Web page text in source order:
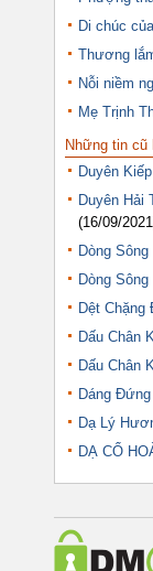
Di chúc
Thương
Nỗi niềm
Mẹ Trịnh
Những tin cũ
Duyên Kiếp
Duyên Hải
(16/09/
Dòng
Dòng Sông
Dệt
Dấu Chân
Dấu Chân
Dáng
Dạ Lý
DẠ CỔ